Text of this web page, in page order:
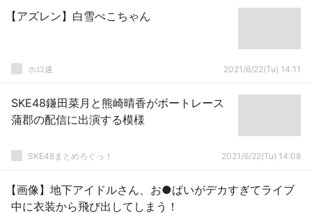
【アズレン】白雪ぺこちゃん
ホロ速 2021/6/22(Tu) 14:11
SKE48鎌田菜月と熊崎晴香がボートレース
蒲郡の配信に出演する模様
SKE48まとめろぐっ！ 2021/6/22(Tu) 14:08
【画像】地下アイドルさん、お●ぱいがデカすぎてライブ
中に衣装から飛び出してしまう！